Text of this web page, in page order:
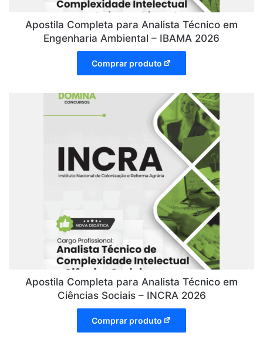
Apostila Completa para Analista Técnico em
Engenharia Ambiental – IBAMA 2026
Comprar produto
Apostila Completa para Analista Técnico em
Ciências Sociais – INCRA 2026
Comprar produto